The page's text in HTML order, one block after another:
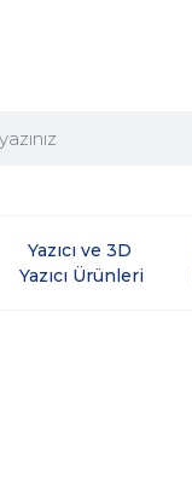
Yazıcı ve 3D
Yazıcı Ürünleri